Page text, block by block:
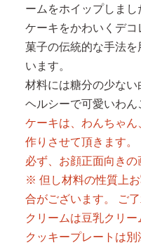
ームをホイップしまし
ケーキをかわいくデ
菓子の伝統的な手法
います。
材料には糖分の少な
ヘルシーで可愛いわん
ケーキは、わんちゃ
作りさせて頂きます。
必ず、お顔正面向きの
※ 但し材料の性質上
合がございます。 ご了
クリームは豆乳クリー
クッキープレートは別